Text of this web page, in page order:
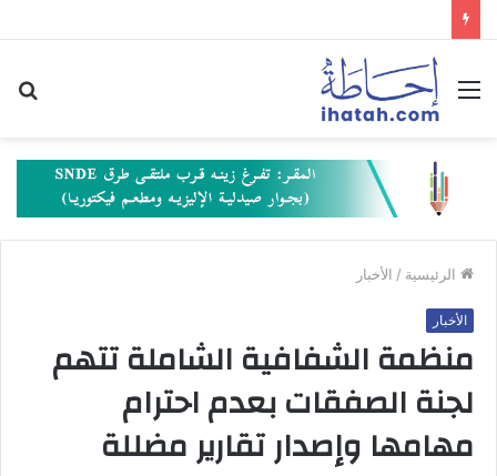
القائمة
الرئيسية / الأخبار
الأخبار
منظمة الشفافية الشاملة تتهم
لجنة الصفقات بعدم احترام
مهامها وإصدار تقارير مضللة